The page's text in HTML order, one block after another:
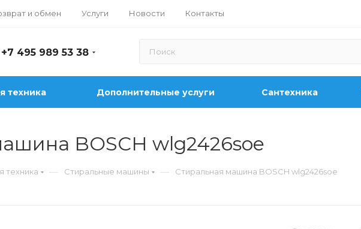
и обмен Услуги Новости Контакты
+7 495 989 53 38
техника Дополнительные услуги Сантехника
BOSCH wlg2426soe
техника — Стиральные машины — Стиральная машина BOSCH wlg2426soe